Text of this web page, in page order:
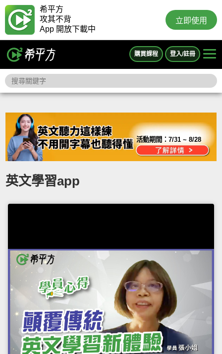
希平方
攻其不背
App 開放下載中
立即使用
購買課程 登入/註冊
活動期間：7/31 ~ 8/28
英文學習app